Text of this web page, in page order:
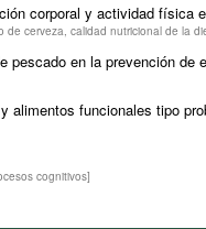
corporal y actividad física
cerveza, calidad nutricional de la
en la prevención de
alimentos funcionales tipo
cognitivos]